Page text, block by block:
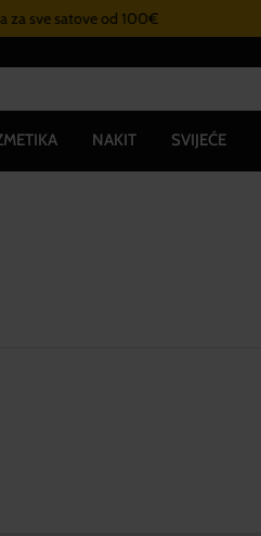
satove od 100€
NAKIT SVIJEĆE